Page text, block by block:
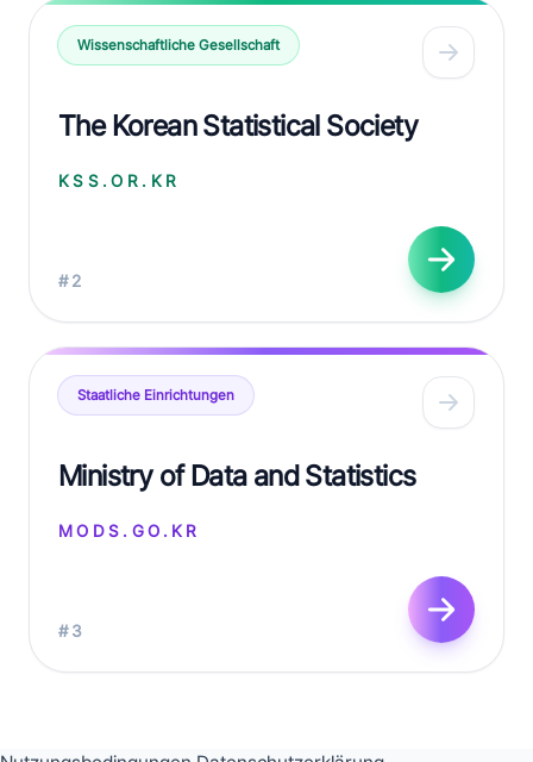
Wissenschaftliche Gesellschaft
The Korean Statistical Society
KSS.OR.KR
#2
Staatliche Einrichtungen
Ministry of Data and Statistics
MODS.GO.KR
#3